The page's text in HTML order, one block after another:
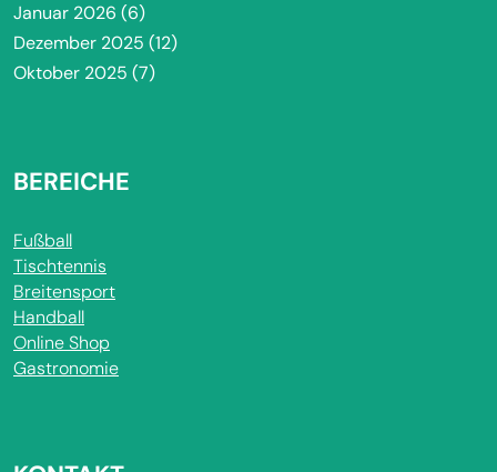
Januar 2026 (6)
Dezember 2025 (12)
Oktober 2025 (7)
BEREICHE
Fußball
Tischtennis
Breitensport
Handball
Online Shop
Gastronomie